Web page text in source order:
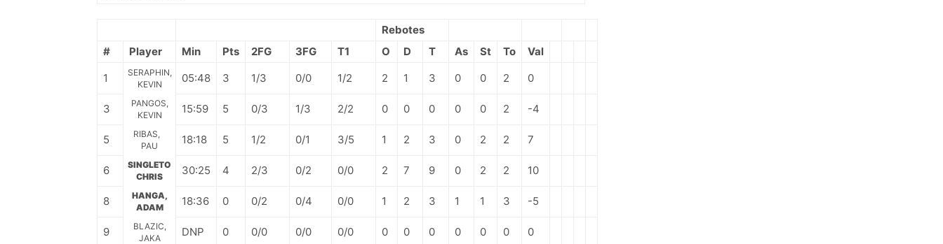
Rebotes
#
Player Min Pts 2FG 3FG T1 O D T As St To
Val
1
SERAPHIN,
KEVIN
05:48 3 1/3 0/0 1/2 2 1 3 0 0 2 0
3
PANGOS,
KEVIN
15:59 5 0/3 1/3 2/2 0 0 0 0 0 2 -4
5
RIBAS,
PAU
18:18 5 1/2 0/1 3/5 1 2 3 0 2 2 7
6
SINGLETO
CHRIS
30:25 4 2/3 0/2 0/0 2 7 9 0 2 2 10
8
HANGA,
ADAM
18:36 0 0/2 0/4 0/0 1 2 3 1 1 3 -5
9
BLAZIC,
JAKA
DNP 0 0/0 0/0 0/0 0 0 0 0 0 0 0